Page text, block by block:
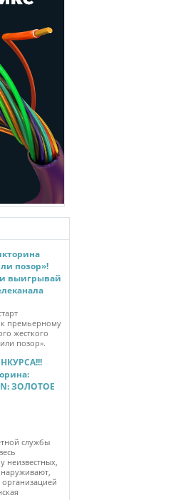
позор»!
выигрывай
премьерному
жесткого
позор».
ЗОЛОТОЕ
службы
неизвестных,
организацией